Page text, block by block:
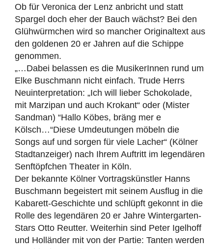
Ob für Veronica der Lenz anbricht und statt
Spargel doch eher der Bauch wächst? Bei den
Glühwürmchen wird so mancher Originaltext aus
den goldenen 20 er Jahren auf die Schippe
genommen.
„…Dabei belassen es die MusikerInnen rund um
Elke Buschmann nicht einfach. Trude Herrs
Neuinterpretation: „Ich will lieber Schokolade,
mit Marzipan und auch Krokant“ oder (Mister
Sandman) “Hallo Köbes, bräng mer e
Kölsch…“Diese Umdeutungen möbeln die
Songs auf und sorgen für viele Lacher“ (Kölner
Stadtanzeiger) nach Ihrem Auftritt im legendären
Senftöpfchen Theater in Köln.
Der bekannte Kölner Vortragskünstler Hanns
Buschmann begeistert mit seinem Ausflug in die
Kabarett-Geschichte und schlüpft gekonnt in die
Rolle des legendären 20 er Jahre Wintergarten-
Stars Otto Reutter. Weiterhin sind Peter Igelhoff
und Holländer mit von der Partie: Tanten werden